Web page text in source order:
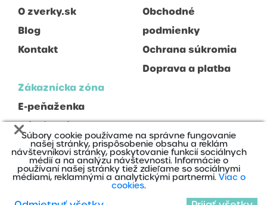
O zverky.sk
Blog
Kontakt
Obchodné
podmienky
Ochrana súkromia
Doprava a platba
Zákaznícka zóna
E-peňaženka
Prihlásenie
Registrácia
Súbory cookie používame na správne fungovanie
našej stránky, prispôsobenie obsahu a reklám
návštevníkovi stránky, poskytovanie funkcií sociálnych
médií a na analýzu návštevnosti. Informácie o
používaní našej stránky tiež zdieľame so sociálnymi
médiami, reklamnými a analytickými partnermi. Viac o
cookies.